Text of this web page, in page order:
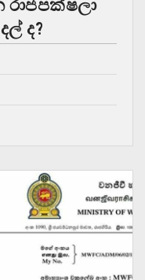
ද?